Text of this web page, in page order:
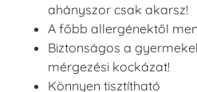
ahányszor csak akarsz!
A főbb allergénektől
Biztonságos a
mérgezési kockázat!
Könnyen tisztítható